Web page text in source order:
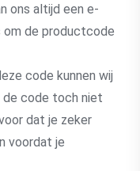
ons altijd een e-
de productcode
code kunnen wij
code toch niet
dat je zeker
voordat je